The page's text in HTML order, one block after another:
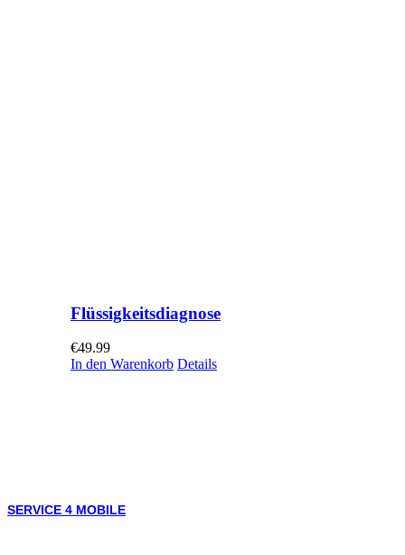
Flüssigkeitsdiagnose
€49.99
In den Warenkorb Details
SERVICE 4 MOBILE